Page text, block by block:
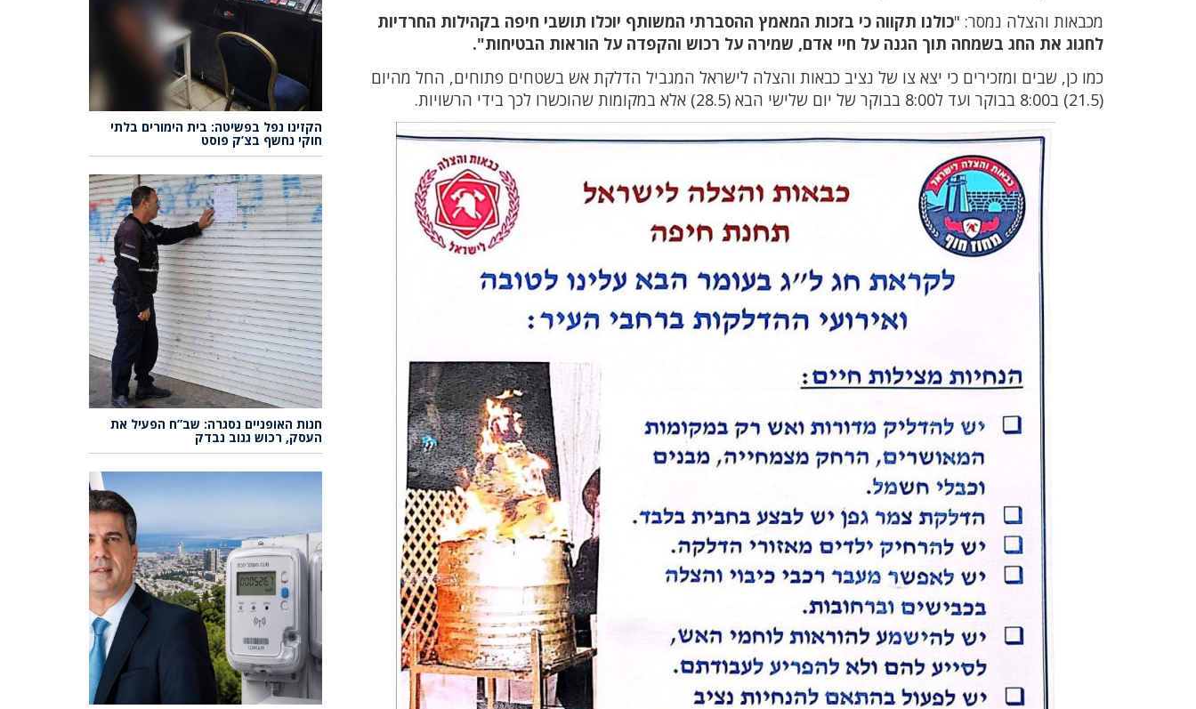
מכבאות והצלה נמסר: "כולנו תקווה כי בזכות המאמץ ההסברתי המשותף יוכלו תושבי חיפה בקהילות החרדיות
לחגוג את החג בשמחה תוך הגנה על חיי אדם, שמירה על רכוש והקפדה על הוראות הבטיחות".
כמו כן, שבים ומזכירים כי יצא צו של נציב כבאות והצלה לישראל המגביל הדלקת אש בשטחים פתוחים, החל מהיום
(21.5) ב8:00 בבוקר ועד ל8:00 בבוקר של יום שלישי הבא (28.5) אלא במקומות שהוכשרו לכך בידי הרשויות.
הקזינו נפל בפשיטה: בית הימורים בלתי
חוקי נחשף בצ’ק פוסט
חנות האופניים נסגרה: שב”ח הפעיל את
העסק, רכוש גנוב נבדק